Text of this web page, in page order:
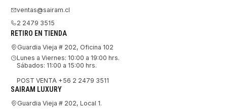
ventas@sairam.cl
2 2479 3515
RETIRO EN TIENDA
Guardia Vieja # 202, Oficina 102
Lunes a Viernes: 10:00 a 19:00 hrs.
Sábados: 11:00 a 15:00 hrs.
POST VENTA +56 2 2479 3511
SAIRAM LUXURY
Guardia Vieja # 202, Local 1.